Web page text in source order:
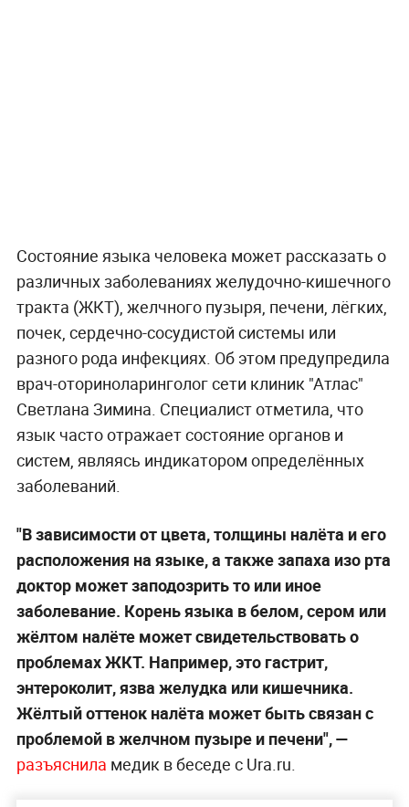
Состояние языка человека может рассказать о
различных заболеваниях желудочно-кишечного
тракта (ЖКТ), желчного пузыря, печени, лёгких,
почек, сердечно-сосудистой системы или
разного рода инфекциях. Об этом предупредила
врач-оториноларинголог сети клиник "Атлас"
Светлана Зимина. Специалист отметила, что
язык часто отражает состояние органов и
систем, являясь индикатором определённых
заболеваний.
"В зависимости от цвета, толщины налёта и его
расположения на языке, а также запаха изо рта
доктор может заподозрить то или иное
заболевание. Корень языка в белом, сером или
жёлтом налёте может свидетельствовать о
проблемах ЖКТ. Например, это гастрит,
энтероколит, язва желудка или кишечника.
Жёлтый оттенок налёта может быть связан с
проблемой в желчном пузыре и печени", —
разъяснила медик в беседе с Ura.ru.